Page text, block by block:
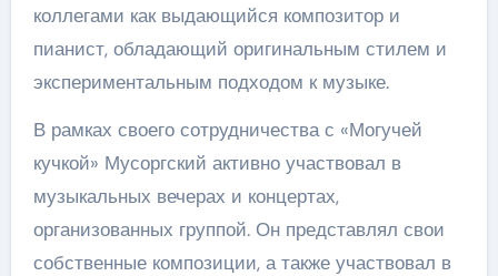
коллегами как выдающийся композитор и
пианист, обладающий оригинальным стилем и
экспериментальным подходом к музыке.
В рамках своего сотрудничества с «Могучей
кучкой» Мусоргский активно участвовал в
музыкальных вечерах и концертах,
организованных группой. Он представлял свои
собственные композиции, а также участвовал в